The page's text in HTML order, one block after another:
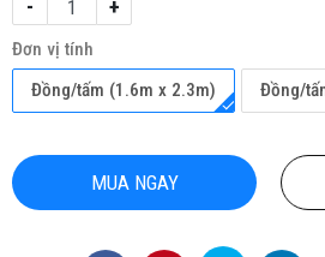
- +
Đơn vị tính
Đồng/tấm (1.6m x 2.3m)
Đồng/
MUA NGAY